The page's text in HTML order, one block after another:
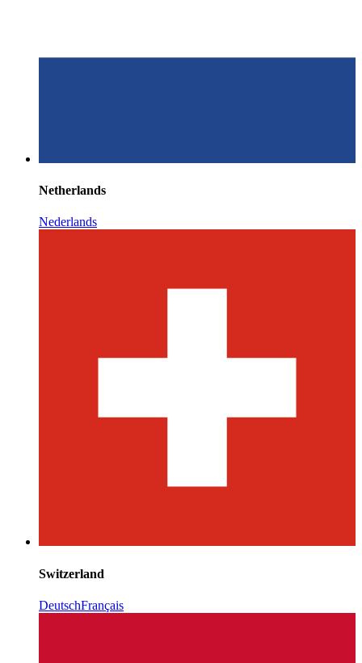
Netherlands
Nederlands
Switzerland
DeutschFrançais